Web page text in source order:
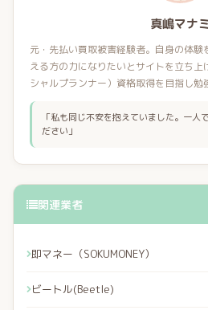
真嶋マナミ
元・先払い買取被害経験者。自身の体
える方の力になりたいとサイトを立ち上
シャルプランナー）資格取得を目指し勉
「私も同じ不安を抱えていました。一人
ださい」
関連業者
即マネー（SOKUMONEY）
ビートル(Beetle)